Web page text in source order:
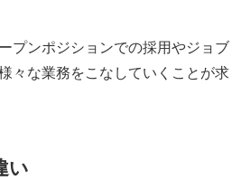
プンポジションでの採用やジョブ
々な業務をこなしていくことが求
い